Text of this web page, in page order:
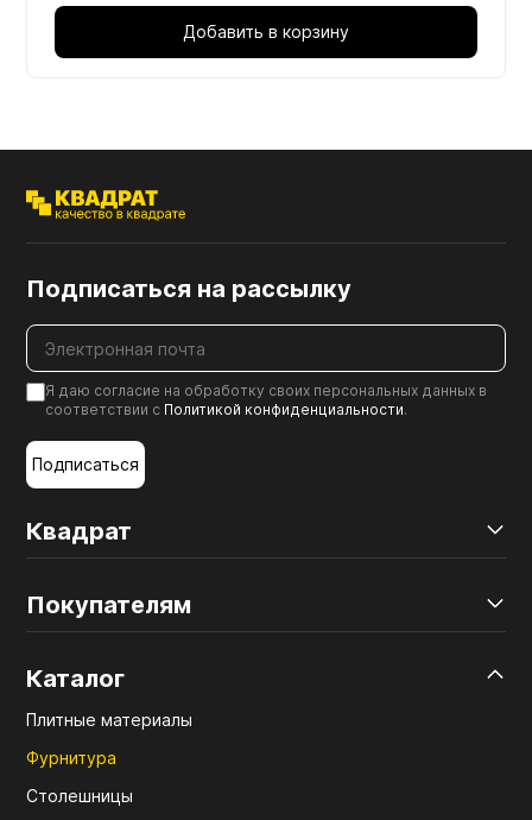
Добавить в корзину
Квадрат
Покупателям
Каталог
Плитные материалы
Фурнитура
Столешницы
Подписаться на рассылку
Я даю согласие на обработку своих персональных данных в
соответствии с Политикой конфиденциальности.
Подписаться